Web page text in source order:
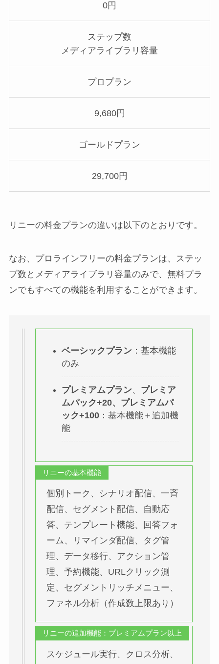
0円
ステップ数
メディアライブラリ容量
プロプラン
9,680円
ゴールドプラン
29,700円
リニーの料金プランの違いは以下のとおりです。
なお、プロラインフリーの料金プランは、ステッ
プ数とメディアライブラリ容量のみで、無料プラ
ンでもすべての機能を利用することができます。
ベーシックプラン ：基本機能
のみ
プレミアムプラン、 プレミア
ムパック+20、プレミアムパ
ック+100 ：基本機能＋追加機
能
リニーの基本機能
個別トーク、シナリオ配信、一斉
配信、セグメント配信、自動応
答、テンプレート機能、回答フォ
ーム、リマインダ配信、タグ管
理、データ移行、アクション管
理、予約機能、URLクリック測
定、セグメントリッチメニュー、
ファネル分析（作成数上限あり）
リニーの追加機能：プレミアムプラン以上
スケジュール実行、クロス分析、